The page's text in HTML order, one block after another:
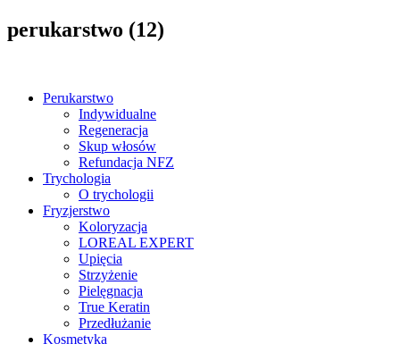
perukarstwo (12)
Perukarstwo
Indywidualne
Regeneracja
Skup włosów
Refundacja NFZ
Trychologia
O trychologii
Fryzjerstwo
Koloryzacja
LOREAL EXPERT
Upięcia
Strzyżenie
Pielęgnacja
True Keratin
Przedłużanie
Kosmetyka